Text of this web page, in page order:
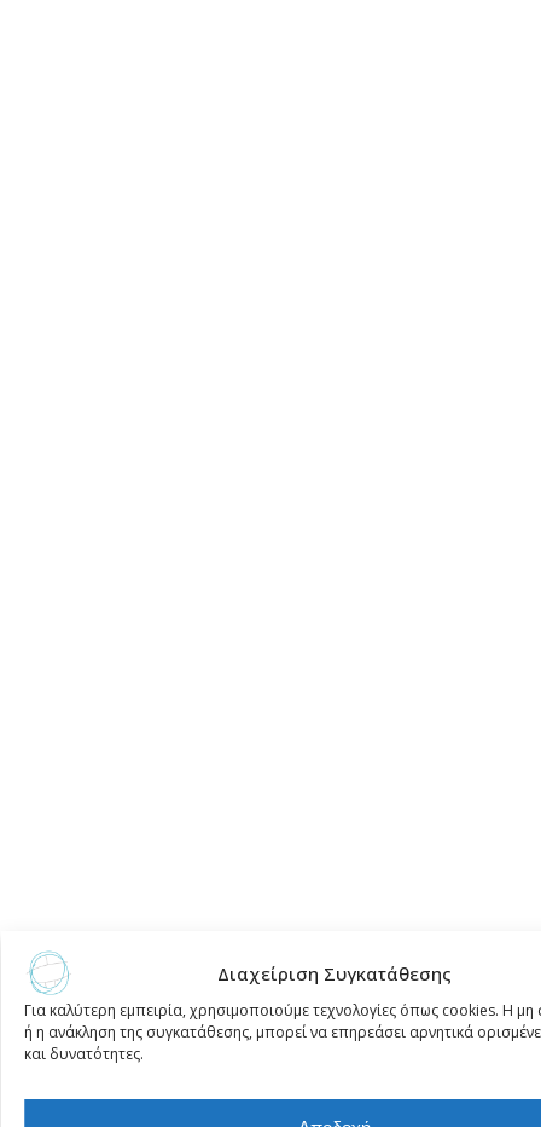
Διαχείριση Συγκατάθεσης
Για καλύτερη εμπειρία, χρησιμοποιούμε τεχνολογίες όπως cookies. Η
ή η ανάκληση της συγκατάθεσης, μπορεί να επηρεάσει αρνητικά
και δυνατότητες.